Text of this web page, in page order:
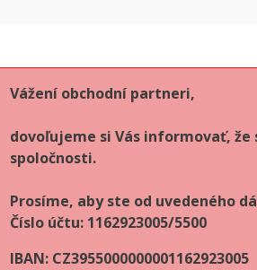
Vážení obchodní partneri,
dovoľujeme si Vás informovať, že
spoločnosti.
Prosíme, aby ste od uvedeného
Číslo účtu: 1162923005/5500
IBAN: CZ3955000000001162923005